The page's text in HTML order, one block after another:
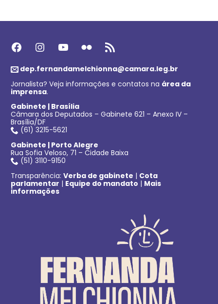
Facebook Instagram Youtube Flickr Feed RSS
dep.fernandamelchionna@camara.leg.br
Jornalista? Veja informações e contatos na área da
imprensa.
Gabinete | Brasília
Câmara dos Deputados – Gabinete 621 – Anexo IV –
Brasília/DF
(61) 3215-5621
Gabinete | Porto Alegre
Rua Sofia Veloso, 71 – Cidade Baixa
(51) 3110-9150
Transparência:Verba de gabinete | Cota
parlamentar | Equipe do mandato | Mais
informações